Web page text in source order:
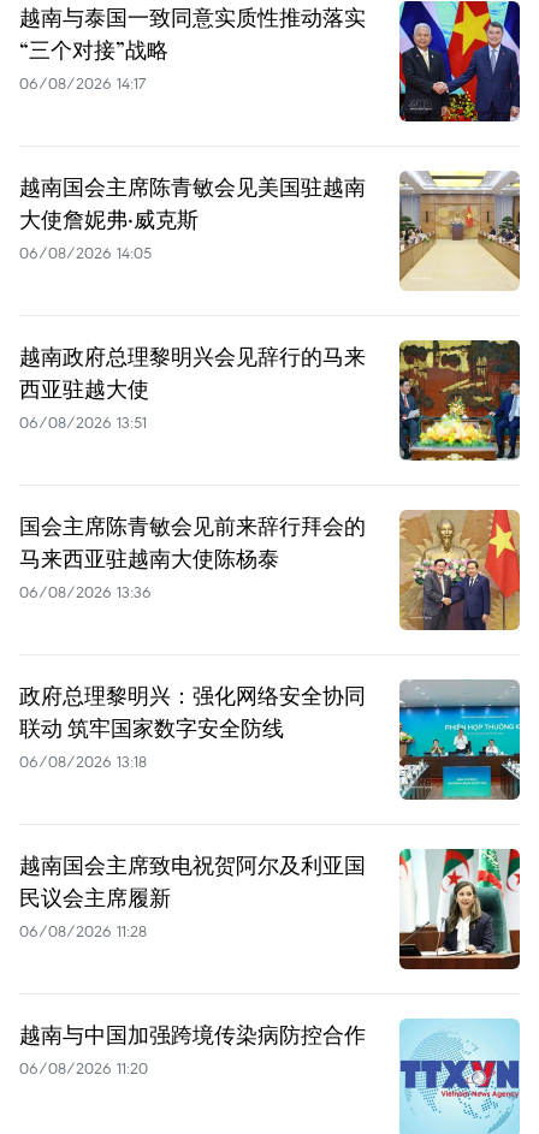
越南与泰国一致同意实质性推动落实
“三个对接”战略
06/08/2026 14:17
越南国会主席陈青敏会见美国驻越南
大使詹妮弗·威克斯
06/08/2026 14:05
越南政府总理黎明兴会见辞行的马来
西亚驻越大使
06/08/2026 13:51
国会主席陈青敏会见前来辞行拜会的
马来西亚驻越南大使陈杨泰
06/08/2026 13:36
政府总理黎明兴：强化网络安全协同
联动 筑牢国家数字安全防线
06/08/2026 13:18
越南国会主席致电祝贺阿尔及利亚国
民议会主席履新
06/08/2026 11:28
越南与中国加强跨境传染病防控合作
06/08/2026 11:20